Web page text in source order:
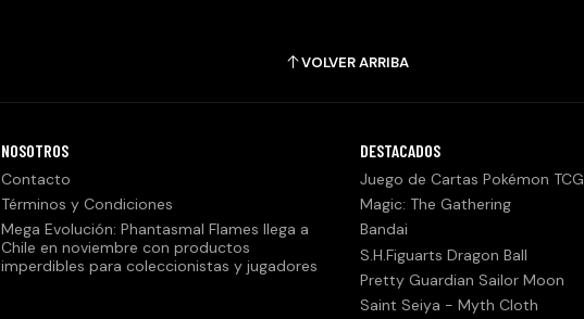
VOLVER ARRIBA
NOSOTROS
Contacto
Términos y Condiciones
Mega Evolución: Phantasmal Flames llega a
Chile en noviembre con productos
imperdibles para coleccionistas y jugadores
DESTACADOS
Juego de Cartas Pokémon TCG
Magic: The Gathering
Bandai
S.H.Figuarts Dragon Ball
Pretty Guardian Sailor Moon
Saint Seiya - Myth Cloth